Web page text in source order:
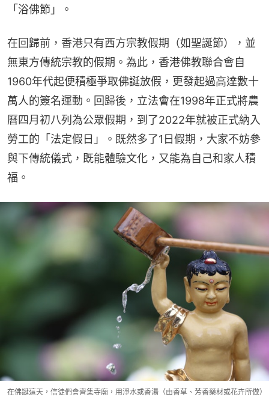
「浴佛節」。
在回歸前，香港只有西方宗教假期（如聖誕節），並
無東方傳統宗教的假期。為此，香港佛教聯合會自
1960年代起便積極爭取佛誕放假，更發起過高達數十
萬人的簽名運動。回歸後，立法會在1998年正式將農
曆四月初八列為公眾假期，到了2022年就被正式納入
勞工的「法定假日」。既然多了1日假期，大家不妨參
與下傳統儀式，既能體驗文化，又能為自己和家人積
福。
在佛誕這天，信徒們會齊集寺廟，用淨水或香湯（由香草、芳香藥材或花卉所做）